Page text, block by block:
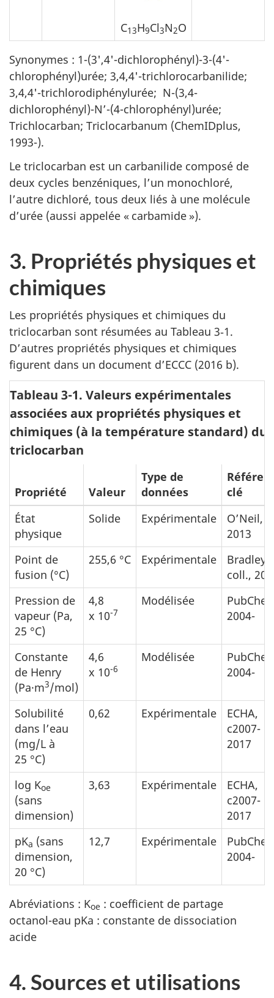
C13H9Cl3N2O
Synonymes : 1-(3',4'-dichlorophényl)-3-(4'-
chlorophényl)urée; 3,4,4'-trichlorocarbanilide;
3,4,4'-trichlorodiphénylurée; N-(3,4-
dichlorophényl)-N’-(4-chlorophényl)urée;
Trichlocarban; Triclocarbanum (ChemIDplus,
1993-).
Le triclocarban est un carbanilide composé de
deux cycles benzéniques, l’un monochloré,
l’autre dichloré, tous deux liés à une molécule
d’urée (aussi appelée « carbamide »).
3. Propriétés physiques et
chimiques
Les propriétés physiques et chimiques du
triclocarban sont résumées au Tableau 3‑1.
D’autres propriétés physiques et chimiques
figurent dans un document d’ECCC (2016 b).
Tableau 3-1. Valeurs expérimentales
associées aux propriétés physiques et
chimiques (à la température standard) du
triclocarban
Propriété Valeur
Type de
données
clé
État
physique
Solide Expérimentale
O’Neil,
2013
Point de
fusion (°C)
255,6 °C Expérimentale
Bradley
coll.,
Pression de
vapeur (Pa,
25 °C)
4,8
x 10-7
Modélisée
2004-
Constante
de Henry
(Pa·m3/mol)
4,6
x 10-6
Modélisée
2004-
Solubilité
dans l’eau
(mg/L à
25 °C)
0,62 Expérimentale
ECHA,
c2007-
2017
log Koe
(sans
dimension)
3,63 Expérimentale
ECHA,
c2007-
2017
pKa (sans
dimension,
20 °C)
12,7 Expérimentale
2004-
Abréviations : Koe : coefficient de partage
octanol-eau pKa : constante de dissociation
acide
4. Sources et utilisations